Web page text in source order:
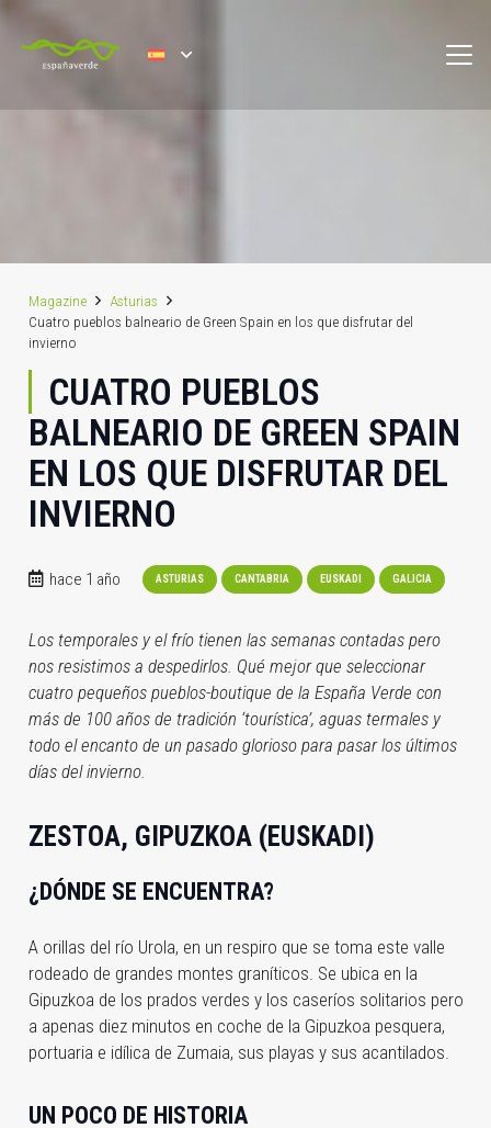
Magazine
Asturias
Cuatro pueblos balneario de Green Spain en los que disfrutar del
invierno
CUATRO PUEBLOS
BALNEARIO DE GREEN SPAIN
EN LOS QUE DISFRUTAR DEL
INVIERNO
hace 1 año ASTURIAS CANTABRIA EUSKADI GALICIA
Los temporales y el frío tienen las semanas contadas pero
nos resistimos a despedirlos. Qué mejor que seleccionar
cuatro pequeños pueblos-boutique de la España Verde con
más de 100 años de tradición ‘tourística’, aguas termales y
todo el encanto de un pasado glorioso para pasar los últimos
días del invierno.
ZESTOA, GIPUZKOA (EUSKADI)
¿DÓNDE SE ENCUENTRA?
A orillas del río Urola, en un respiro que se toma este valle
rodeado de grandes montes graníticos. Se ubica en la
Gipuzkoa de los prados verdes y los caseríos solitarios pero
a apenas diez minutos en coche de la Gipuzkoa pesquera,
portuaria e idílica de Zumaia, sus playas y sus acantilados.
UN POCO DE HISTORIA